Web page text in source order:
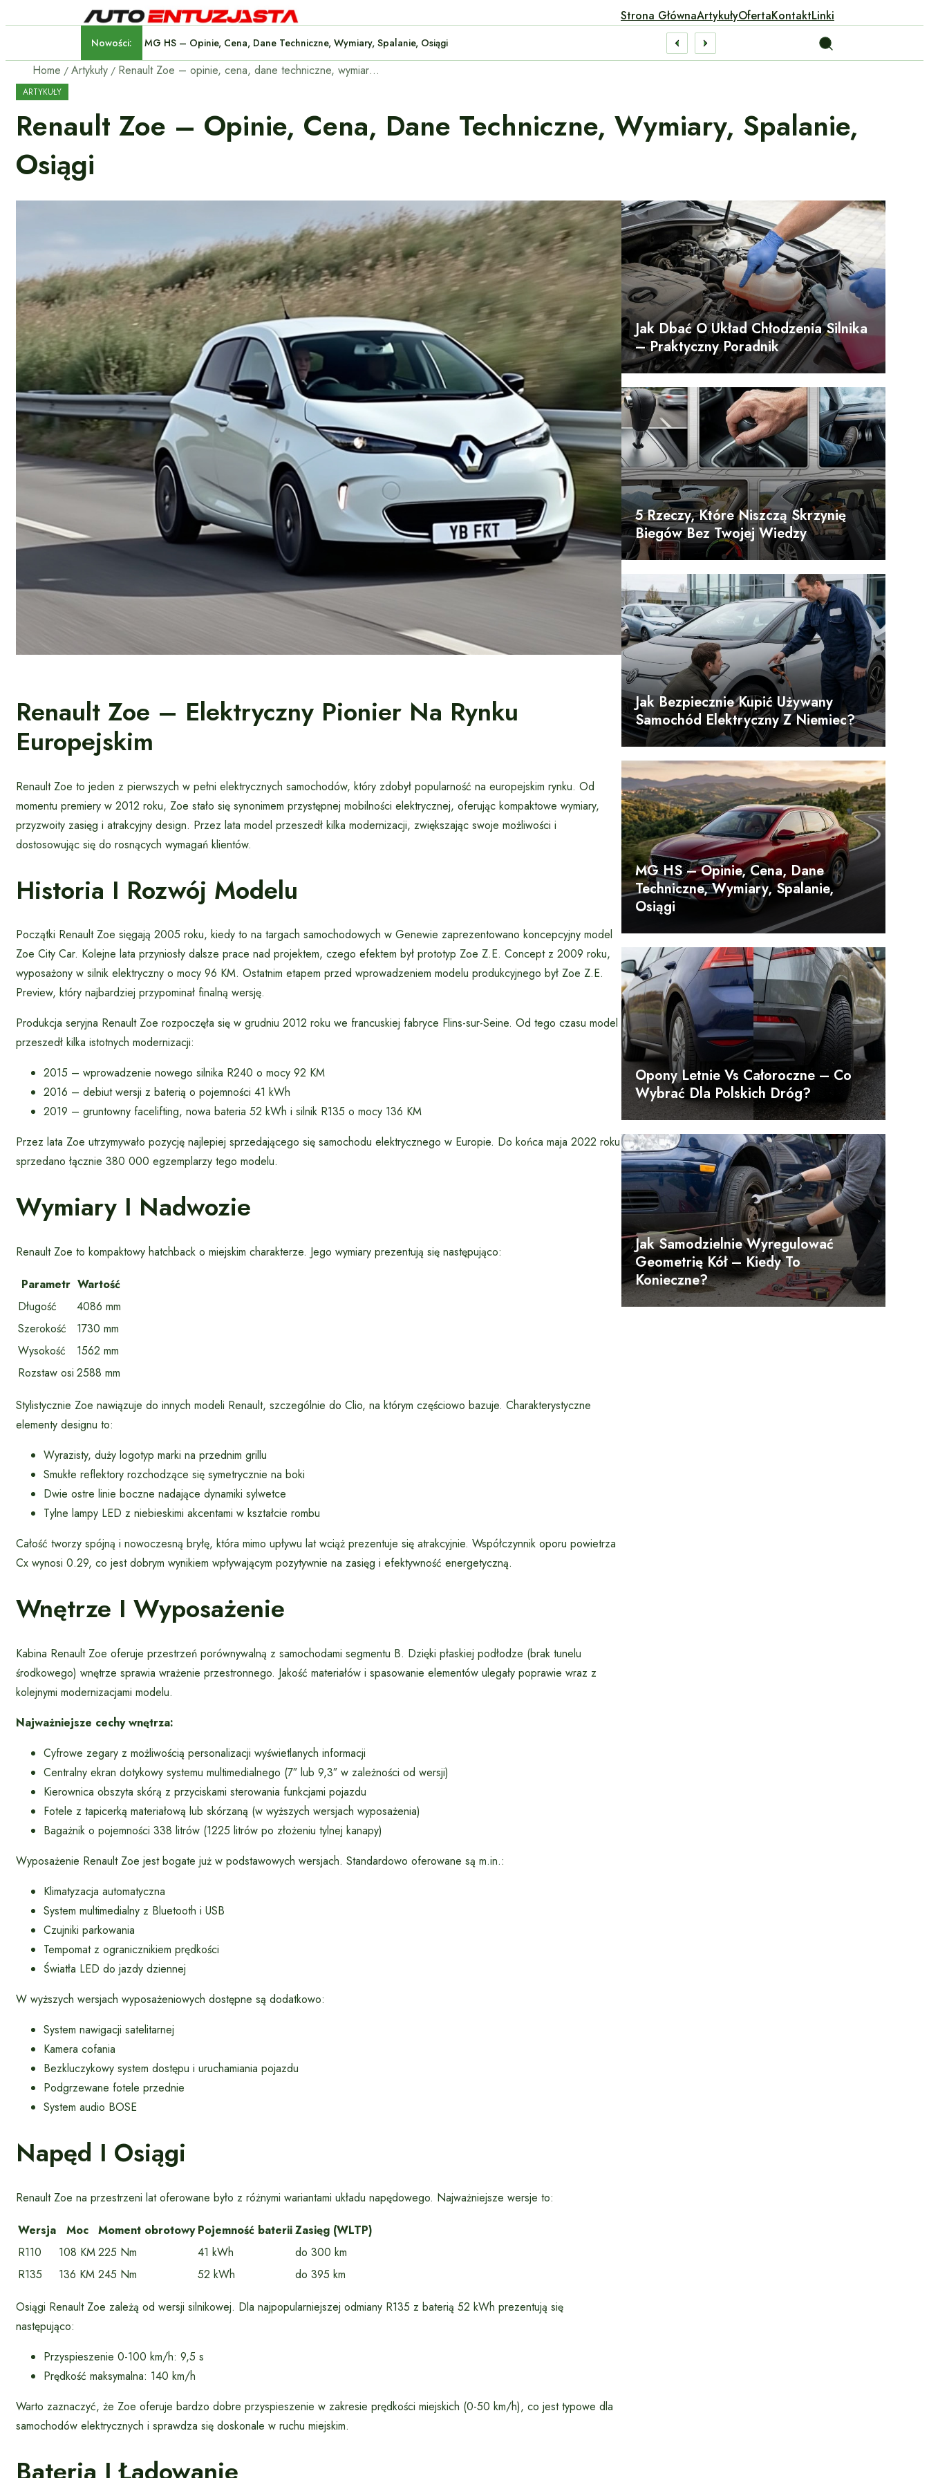
Strona GłównaArtykułyOfertaKontaktLinki
Nowości: MG HS – Opinie, Cena, Dane Techniczne, Wymiary, Spalanie, Osiągi
Home Artykuły Renault Zoe – opinie, cena, dane techniczne, wymiary, spalanie, osiągi
ARTYKUŁY
Renault Zoe – Opinie, Cena, Dane Techniczne, Wymiary, Spalanie,
Osiągi
Renault Zoe – Elektryczny Pionier Na Rynku
Europejskim
Renault Zoe to jeden z pierwszych w pełni elektrycznych samochodów, który zdobył popularność na europejskim rynku. Od
momentu premiery w 2012 roku, Zoe stało się synonimem przystępnej mobilności elektrycznej, oferując kompaktowe wymiary,
przyzwoity zasięg i atrakcyjny design. Przez lata model przeszedł kilka modernizacji, zwiększając swoje możliwości i
dostosowując się do rosnących wymagań klientów.
Historia I Rozwój Modelu
Początki Renault Zoe sięgają 2005 roku, kiedy to na targach samochodowych w Genewie zaprezentowano koncepcyjny model
Zoe City Car. Kolejne lata przyniosły dalsze prace nad projektem, czego efektem był prototyp Zoe Z.E. Concept z 2009 roku,
wyposażony w silnik elektryczny o mocy 96 KM. Ostatnim etapem przed wprowadzeniem modelu produkcyjnego był Zoe Z.E.
Preview, który najbardziej przypominał finalną wersję.
Produkcja seryjna Renault Zoe rozpoczęła się w grudniu 2012 roku we francuskiej fabryce Flins-sur-Seine. Od tego czasu model
przeszedł kilka istotnych modernizacji:
2015 – wprowadzenie nowego silnika R240 o mocy 92 KM
2016 – debiut wersji z baterią o pojemności 41 kWh
2019 – gruntowny facelifting, nowa bateria 52 kWh i silnik R135 o mocy 136 KM
Przez lata Zoe utrzymywało pozycję najlepiej sprzedającego się samochodu elektrycznego w Europie. Do końca maja 2022 roku
sprzedano łącznie 380 000 egzemplarzy tego modelu.
Wymiary I Nadwozie
Renault Zoe to kompaktowy hatchback o miejskim charakterze. Jego wymiary prezentują się następująco:
Parametr Wartość
Długość
4086 mm
Szerokość
1730 mm
Wysokość
1562 mm
Rozstaw osi 2588 mm
Stylistycznie Zoe nawiązuje do innych modeli Renault, szczególnie do Clio, na którym częściowo bazuje. Charakterystyczne
elementy designu to:
Wyrazisty, duży logotyp marki na przednim grillu
Smukłe reflektory rozchodzące się symetrycznie na boki
Dwie ostre linie boczne nadające dynamiki sylwetce
Tylne lampy LED z niebieskimi akcentami w kształcie rombu
Całość tworzy spójną i nowoczesną bryłę, która mimo upływu lat wciąż prezentuje się atrakcyjnie. Współczynnik oporu powietrza
Cx wynosi 0.29, co jest dobrym wynikiem wpływającym pozytywnie na zasięg i efektywność energetyczną.
Wnętrze I Wyposażenie
Kabina Renault Zoe oferuje przestrzeń porównywalną z samochodami segmentu B. Dzięki płaskiej podłodze (brak tunelu
środkowego) wnętrze sprawia wrażenie przestronnego. Jakość materiałów i spasowanie elementów ulegały poprawie wraz z
kolejnymi modernizacjami modelu.
Najważniejsze cechy wnętrza:
Cyfrowe zegary z możliwością personalizacji wyświetlanych informacji
Centralny ekran dotykowy systemu multimedialnego (7″ lub 9,3″ w zależności od wersji)
Kierownica obszyta skórą z przyciskami sterowania funkcjami pojazdu
Fotele z tapicerką materiałową lub skórzaną (w wyższych wersjach wyposażenia)
Bagażnik o pojemności 338 litrów (1225 litrów po złożeniu tylnej kanapy)
Wyposażenie Renault Zoe jest bogate już w podstawowych wersjach. Standardowo oferowane są m.in.:
Klimatyzacja automatyczna
System multimedialny z Bluetooth i USB
Czujniki parkowania
Tempomat z ogranicznikiem prędkości
Światła LED do jazdy dziennej
W wyższych wersjach wyposażeniowych dostępne są dodatkowo:
System nawigacji satelitarnej
Kamera cofania
Bezkluczykowy system dostępu i uruchamiania pojazdu
Podgrzewane fotele przednie
System audio BOSE
Napęd I Osiągi
Renault Zoe na przestrzeni lat oferowane było z różnymi wariantami układu napędowego. Najważniejsze wersje to:
Wersja Moc Moment obrotowy Pojemność bateriiZasięg (WLTP)
R110
108 KM225 Nm 41 kWh
do 300 km
R135
136 KM 245 Nm 52 kWh do 395 km
Osiągi Renault Zoe zależą od wersji silnikowej. Dla najpopularniejszej odmiany R135 z baterią 52 kWh prezentują się
następująco:
Przyspieszenie 0-100 km/h: 9,5 s
Prędkość maksymalna: 140 km/h
Warto zaznaczyć, że Zoe oferuje bardzo dobre przyspieszenie w zakresie prędkości miejskich (0-50 km/h), co jest typowe dla
samochodów elektrycznych i sprawdza się doskonale w ruchu miejskim.
Jak Dbać O Układ Chłodzenia Silnika
– Praktyczny Poradnik
5 Rzeczy, Które Niszczą Skrzynię
Biegów Bez Twojej Wiedzy
Jak Bezpiecznie Kupić Używany
Samochód Elektryczny Z Niemiec?
MG HS – Opinie, Cena, Dane
Techniczne, Wymiary, Spalanie,
Osiągi
Opony Letnie Vs Całoroczne – Co
Wybrać Dla Polskich Dróg?
Jak Samodzielnie Wyregulować
Geometrię Kół – Kiedy To
Konieczne?